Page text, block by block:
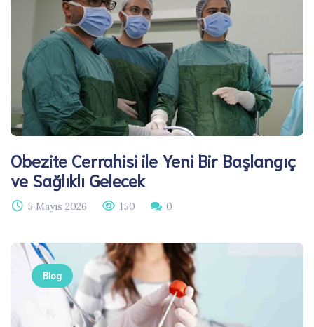
Obezite Cerrahisi ile Yeni Bir Başlangıç
ve Sağlıklı Gelecek
5 Mayıs 2026 150 0
Blog